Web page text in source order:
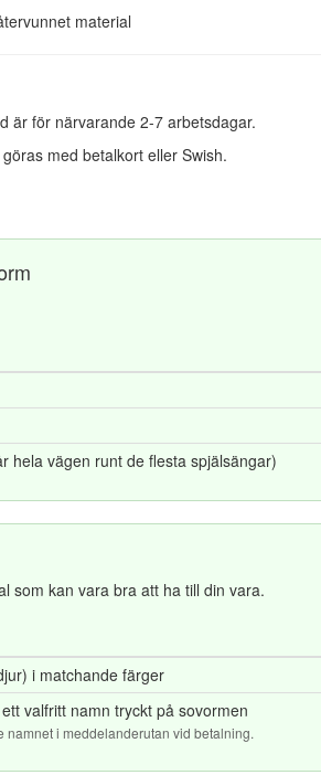
material
är för närvarande 2-7 arbetsdagar.
med betalkort eller Swish.
hela vägen runt de flesta spjälsängar)
som kan vara bra att ha till din vara.
i matchande färger
valfritt namn tryckt på sovormen
namnet i meddelanderutan vid betalning.